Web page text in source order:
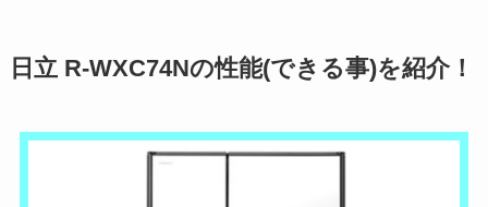
日立 R-WXC74Nの性能(できる事)を紹介！